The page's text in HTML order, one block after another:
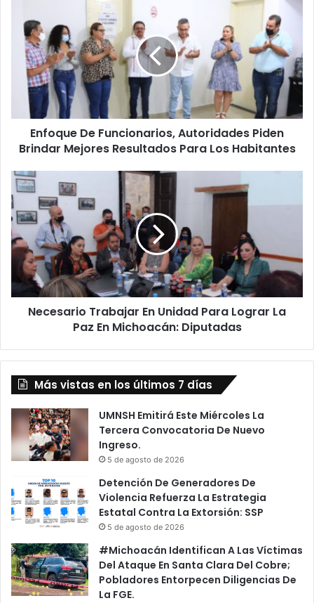
Funcionarios,
Autoridades
Piden
Brindar
Mejores
Resultados
Para
Habitantes
Enfoque De Funcionarios, Autoridades Piden
Brindar Mejores Resultados Para Los Habitantes
Necesario
Trabajar
En
Unidad
Para
Lograr
Paz
En
Michoacán:
Necesario Trabajar En Unidad Para Lograr La
Paz En Michoacán: Diputadas
Más vistas en los últimos 7 días
UMNSH Emitirá Este Miércoles La
Tercera Convocatoria De Nuevo
Ingreso.
5 de agosto de 2026
Detención De Generadores De
Violencia Refuerza La Estrategia
Estatal Contra La Extorsión: SSP
5 de agosto de 2026
#Michoacán Identifican A Las Víctimas
Del Ataque En Santa Clara Del Cobre;
Pobladores Entorpecen Diligencias De
La FGE.